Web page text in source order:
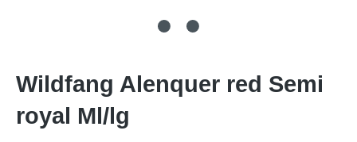
Wildfang Alenquer red Semi
royal Ml/lg